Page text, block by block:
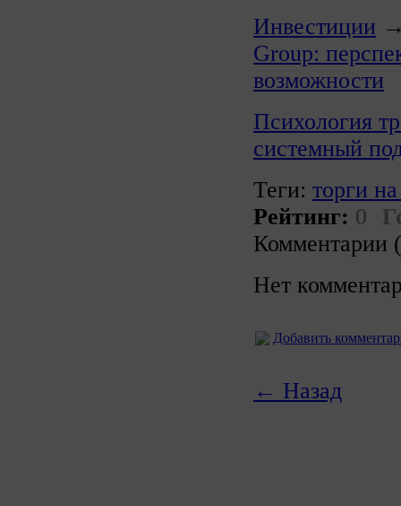
Инвестиции
Group:
возможности
Психология
системный
Теги: торги
Рейтинг: 0
Комментарии
Нет
Добавить
← Назад